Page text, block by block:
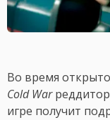
Во время
Cold Warреддитор
игре получит